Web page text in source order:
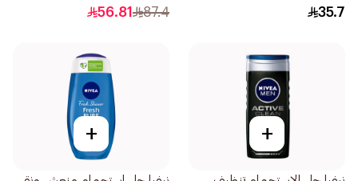
400مل
35.7
250جرام
87.4
56.81
+
+